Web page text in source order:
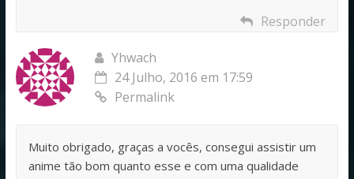
Responder
Yhwach
24 Julho, 2016 em 17:59
Permalink
Muito obrigado, graças a vocês, consegui assistir um
anime tão bom quanto esse e com uma qualidade